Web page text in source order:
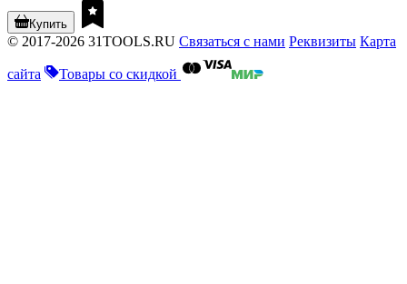
Купить
© 2017-2026 31TOOLS.RU Связаться с нами Реквизиты Карта
сайта Товары со скидкой